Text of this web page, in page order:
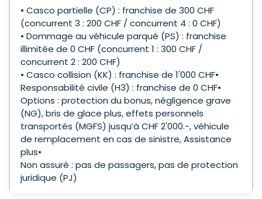
• Casco partielle (CP) : franchise de 300 CHF
(concurrent 3 : 200 CHF / concurrent 4 : 0 CHF)
• Dommage au véhicule parqué (PS) : franchise
illimitée de 0 CHF (concurrent 1 : 300 CHF /
concurrent 2 : 200 CHF)
• Casco collision (KK) : franchise de 1'000 CHF•
Responsabilité civile (H3) : franchise de 0 CHF•
Options : protection du bonus, négligence grave
(NG), bris de glace plus, effets personnels
transportés (MGFS) jusqu’à CHF 2'000.-, véhicule
de remplacement en cas de sinistre, Assistance
plus•
Non assuré : pas de passagers, pas de protection
juridique (PJ)